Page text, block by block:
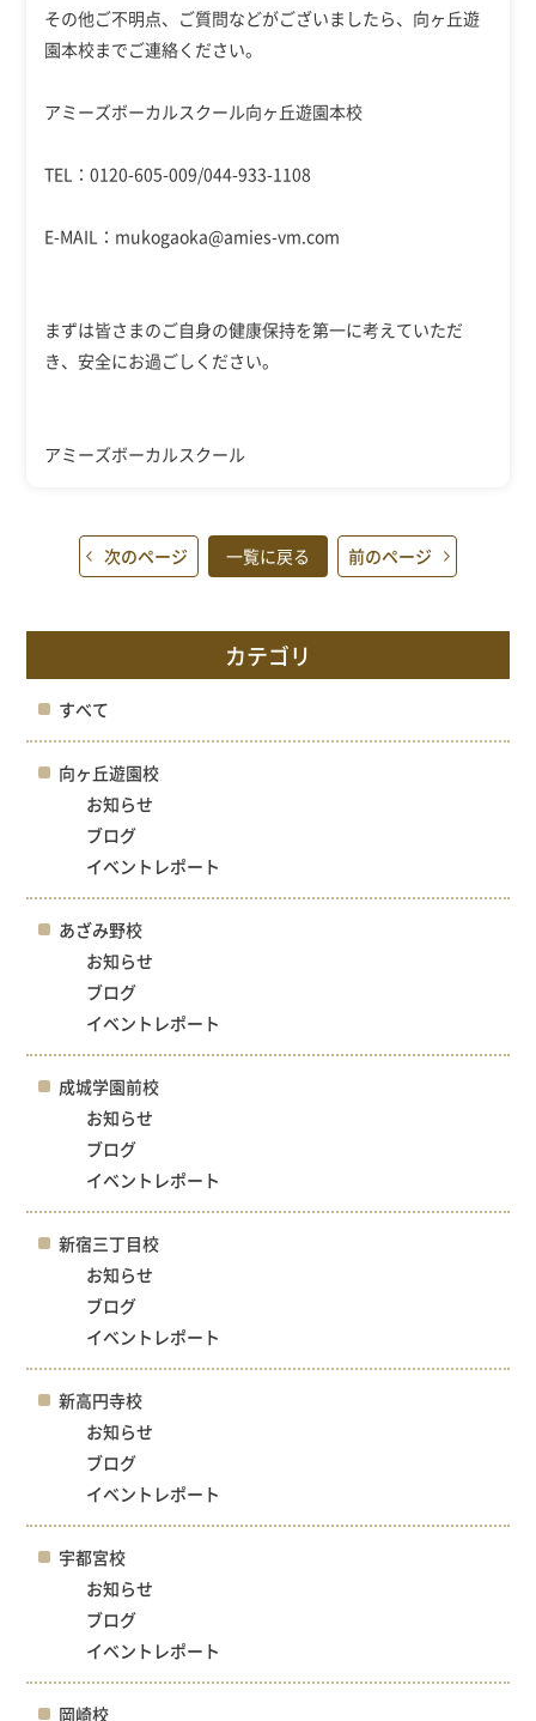
その他ご不明点、ご質問などがございましたら、向ヶ丘遊
園本校までご連絡ください。
アミーズボーカルスクール向ヶ丘遊園本校
TEL：0120-605-009/044-933-1108
E-MAIL：mukogaoka@amies-vm.com
まずは皆さまのご自身の健康保持を第一に考えていただ
き、安全にお過ごしください。
アミーズボーカルスクール
次のページ 一覧に戻る 前のページ
カテゴリ
すべて
向ヶ丘遊園校
お知らせ
ブログ
イベントレポート
あざみ野校
お知らせ
ブログ
イベントレポート
成城学園前校
お知らせ
ブログ
イベントレポート
新宿三丁目校
お知らせ
ブログ
イベントレポート
新高円寺校
お知らせ
ブログ
イベントレポート
宇都宮校
お知らせ
ブログ
イベントレポート
岡崎校